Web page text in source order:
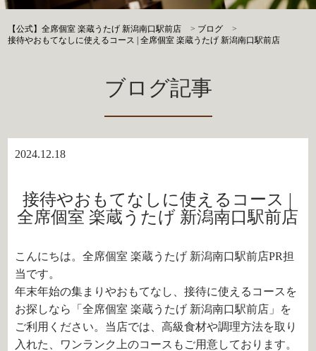
【公式】全席個室 楽蔵うたげ 新潟南口駅前店 > ブログ
>
接待やおもてなしに使えるコース | 全席個室 楽蔵うたげ 新潟南口駅前店
ブログ記事
2024.12.18
接待やおもてなしに使えるコース |
全席個室 楽蔵うたげ 新潟南口駅前店
こんにちは。全席個室 楽蔵うたげ 新潟南口駅前店PR担
当です。
年末年始の集まりやおもてなし、接待に使えるコースを
お探しなら「全席個室 楽蔵うたげ 新潟南口駅前店」を
ご利用ください。当店では、高級食材や調理方法を取り
入れた、ワンランク上のコースもご用意しております。